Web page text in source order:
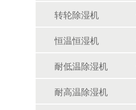
转轮除湿机
恒温恒湿机
耐低温除湿机
耐高温除湿机